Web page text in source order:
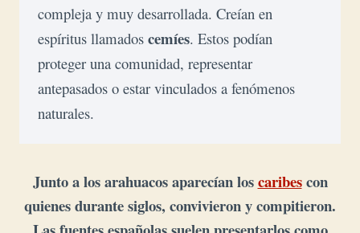
compleja y muy desarrollada. Creían en
espíritus llamados cemíes. Estos podían
proteger una comunidad, representar
antepasados o estar vinculados a fenómenos
naturales.
Junto a los arahuacos aparecían loscaribescon
quienes durante siglos, convivieron y compitieron.